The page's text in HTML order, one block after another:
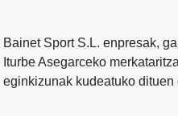
Bainet Sport S.L. enpresak,
Iturbe Asegarceko
eginkizunak kudeatuko